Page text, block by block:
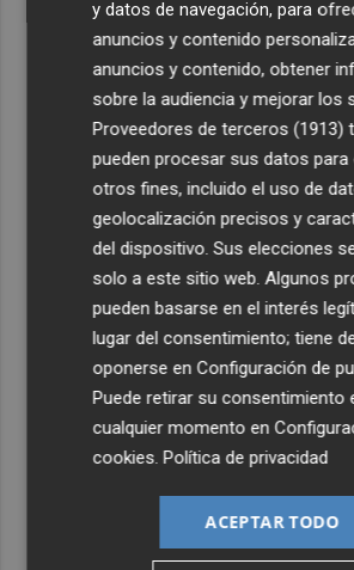
y datos de navegación, para
anuncios y contenido
anuncios y contenido, obtener
sobre la audiencia y mejorar los
Proveedores de terceros (1913)
pueden procesar sus datos
otros fines, incluido el uso de
geolocalización precisos y
del dispositivo. Sus elecciones
solo a este sitio web. Algunos
pueden basarse en el interés
lugar del consentimiento; tiene
oponerse enConfiguración de
Puede retirar su consentimiento
cualquier momento en
cookies .Política de privacidad
ACEPTAR TODO